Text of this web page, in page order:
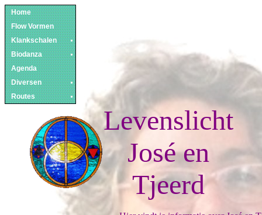
Home
Flow Vormen
Klankschalen
Biodanza
Agenda
Diversen
Routes
Levenslicht
José en
Tjeerd